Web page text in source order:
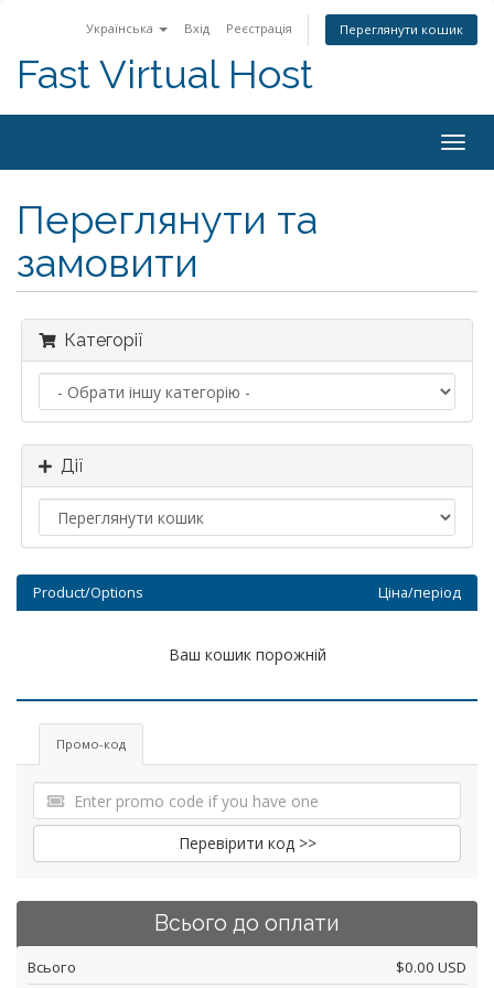
Українська Вхід Реєстрація Переглянути кошик
Fast Virtual Host
Переглянути та
замовити
Категорії
Дії
Product/Options Ціна/період
Ваш кошик порожній
Промо-код
Перевірити код >>
Всього до оплати
Всього $0.00 USD